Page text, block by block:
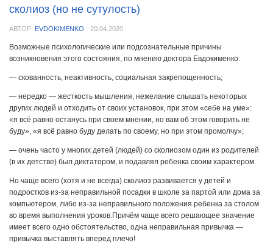
сколиоз (но не сутулость)
АВТОР: EVDOKIMENKO · 20.04.2020
Возможные психологические или подсознательные причины
возникновения этого состояния, по мнению доктора Евдокименко:
— скованность, неактивность, социальная закрепощенность;
— нередко — жесткость мышления, нежелание слышать некоторых
других людей и отходить от своих установок, при этом «себе на уме»:
«я всё равно останусь при своем мнении, но вам об этом говорить не
буду», «я всё равно буду делать по своему, но при этом промолчу»;
— очень часто у многих детей (людей) со сколиозом один из родителей
(в их детстве) был диктатором, и подавлял ребенка своим характером.
Но чаще всего (хотя и не всегда) сколиоз развивается у детей и
подростков из-за неправильной посадки в школе за партой или дома за
компьютером, либо из-за неправильного положения ребенка за столом
во время выполнения уроков.Причём чаще всего решающее значение
имеет всего одно обстоятельство, одна неправильная привычка —
привычка выставлять вперед плечо!